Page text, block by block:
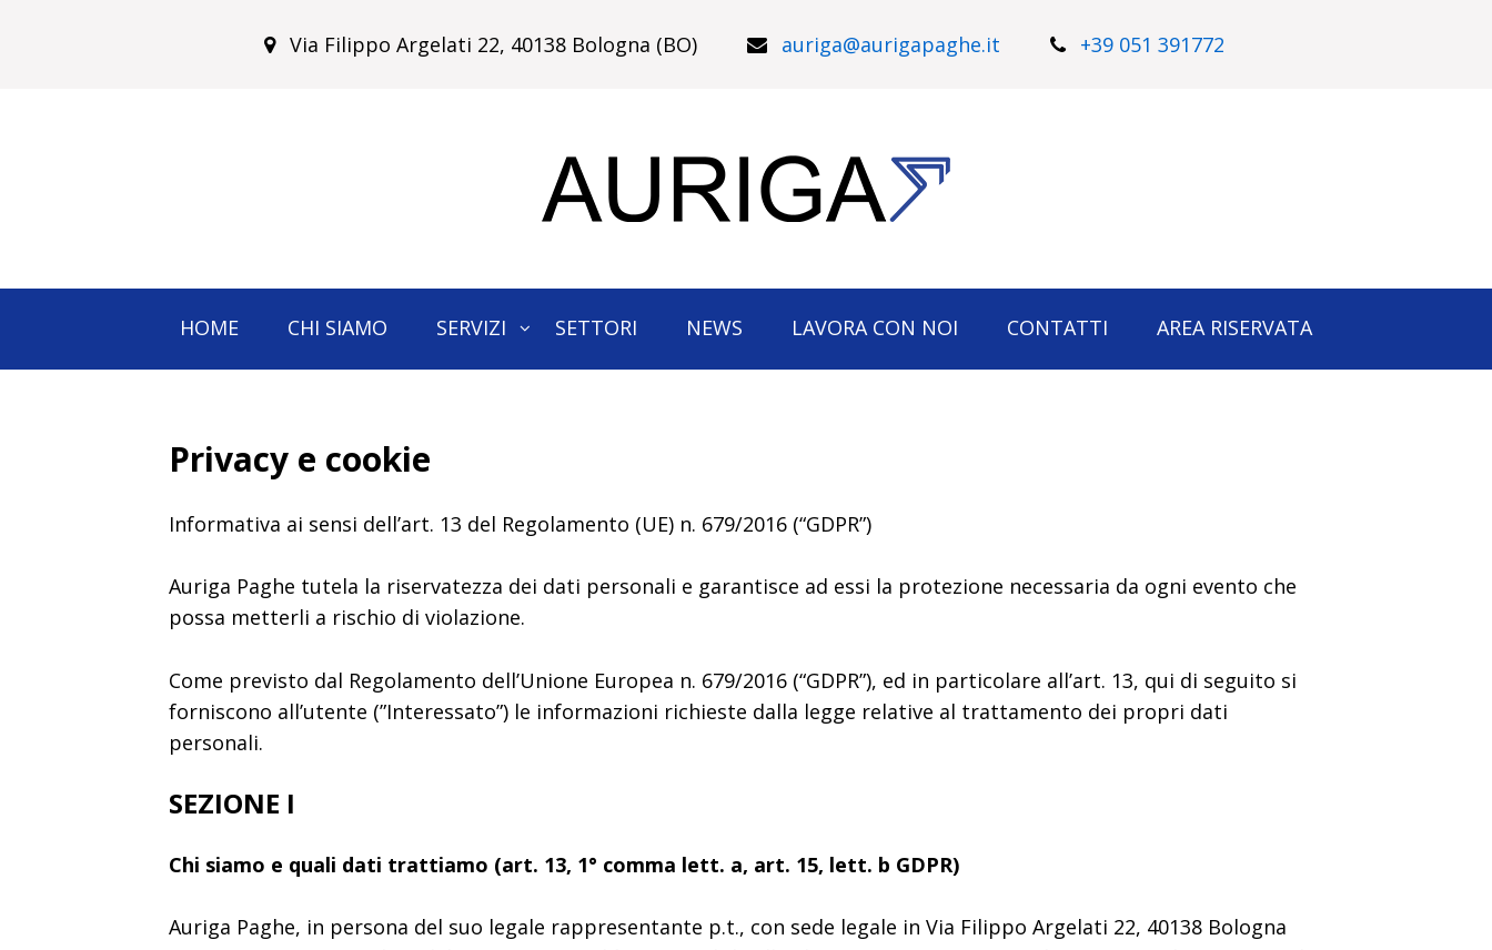
Via Filippo Argelati 22, 40138 Bologna (BO) auriga@aurigapaghe.it +39 051 391772
HOME CHI SIAMO SERVIZI SETTORI NEWS LAVORA CON NOI CONTATTI AREA RISERVATA
Privacy e cookie
Informativa ai sensi dell’art. 13 del Regolamento (UE) n. 679/2016 (“GDPR”)
Auriga Paghe tutela la riservatezza dei dati personali e garantisce ad essi la protezione necessaria da ogni evento che
possa metterli a rischio di violazione.
Come previsto dal Regolamento dell’Unione Europea n. 679/2016 (“GDPR”), ed in particolare all’art. 13, qui di seguito si
forniscono all’utente (”Interessato”) le informazioni richieste dalla legge relative al trattamento dei propri dati
personali.
SEZIONE I
Chi siamo e quali dati trattiamo (art. 13, 1° comma lett. a, art. 15, lett. b GDPR)
Auriga Paghe, in persona del suo legale rappresentante p.t., con sede legale in Via Filippo Argelati 22, 40138 Bologna